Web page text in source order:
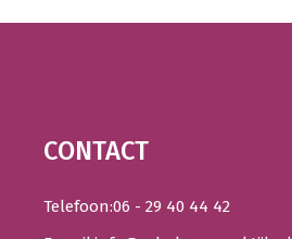
CONTACT
Telefoon:06 - 29 40 44 42